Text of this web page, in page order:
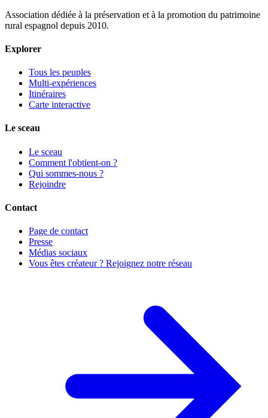
Association dédiée à la préservation et à la promotion du patrimoine
rural espagnol depuis 2010.
Explorer
Tous les peuples
Multi-expériences
Itinéraires
Carte interactive
Le sceau
Le sceau
Comment l'obtient-on ?
Qui sommes-nous ?
Rejoindre
Contact
Page de contact
Presse
Médias sociaux
Vous êtes créateur ? Rejoignez notre réseau